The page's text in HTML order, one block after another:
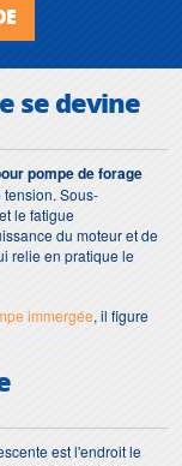
se devine
pompe de forage
Sous-
le fatigue
du moteur et de
relie en pratique le
immergée, il figure
est l'endroit le